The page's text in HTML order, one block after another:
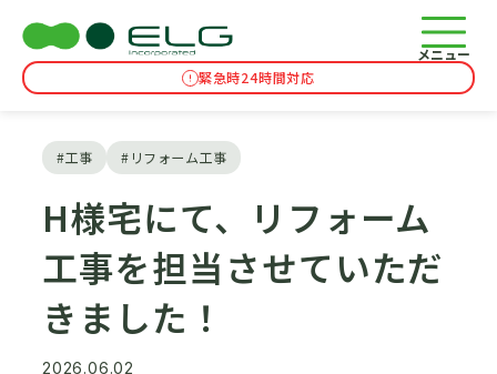
メニュー
緊急時24時間対応
コラム
TOPコラム H様宅にて、リフォーム工事を担当させていただきまし
#工事 #リフォーム工事
H様宅にて、リフォーム
工事を担当させていただ
きました！
2026.06.02